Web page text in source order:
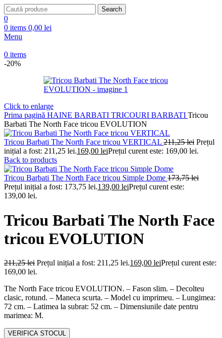
Search
0
0 items 0,00 lei
Menu
0 items
-20%
Click to enlarge
Prima pagină HAINE BARBATI TRICOURI BARBATI Tricou
Barbati The North Face tricou EVOLUTION
Tricou Barbati The North Face tricou VERTICAL 211,25lei Prețul
inițial a fost: 211,25 lei.169,00 leiPrețul curent este: 169,00 lei.
Back to products
Tricou Barbati The North Face tricou Simple Dome 173,75lei
Prețul inițial a fost: 173,75 lei.139,00 leiPrețul curent este:
139,00 lei.
Tricou Barbati The North Face
tricou EVOLUTION
211,25lei Prețul inițial a fost: 211,25 lei.169,00 leiPrețul curent este:
169,00 lei.
The North Face tricou EVOLUTION. – Fason slim. – Decolteu
clasic, rotund. – Maneca scurta. – Model cu imprimeu. – Lungimea:
72 cm. – Latimea la subrat: 52 cm. – Dimensiunile date pentru
marimea: M.
VERIFICA STOCUL